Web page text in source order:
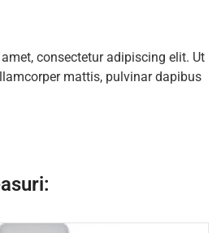
consectetur adipiscing elit. Ut
mattis, pulvinar dapibus